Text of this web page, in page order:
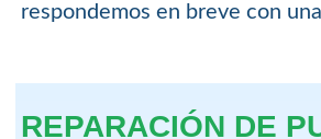
respondemos en breve con
REPARACIÓN DE